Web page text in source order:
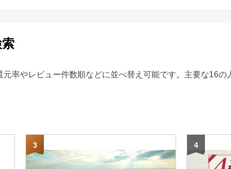
率やレビュー件数順などに並べ替え可能です。主要な16の
3 4